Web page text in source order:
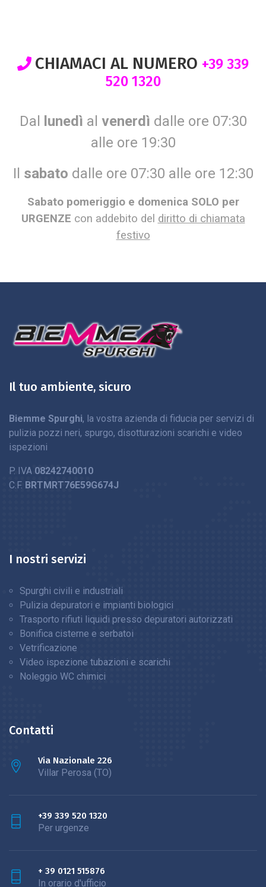
CHIAMACI AL NUMERO +39 339
520 1320
Dal lunedì al venerdì dalle ore 07:30
alle ore 19:30
Il sabato dalle ore 07:30 alle ore 12:30
Sabato pomeriggio e domenica SOLO per
URGENZE con addebito del diritto di chiamata
festivo
Il tuo ambiente, sicuro
Biemme Spurghi, la vostra azienda di fiducia per servizi di
pulizia pozzi neri, spurgo, disotturazioni scarichi e video
ispezioni
P. IVA 08242740010
C.F. BRTMRT76E59G674J
I nostri servizi
Spurghi civili e industriali
Pulizia depuratori e impianti biologici
Trasporto rifiuti liquidi presso depuratori autorizzati
Bonifica cisterne e serbatoi
Vetrificazione
Video ispezione tubazioni e scarichi
Noleggio WC chimici
Contatti
Via Nazionale 226
Villar Perosa (TO)
+39 339 520 1320
Per urgenze
+ 39 0121 515876
In orario d'ufficio